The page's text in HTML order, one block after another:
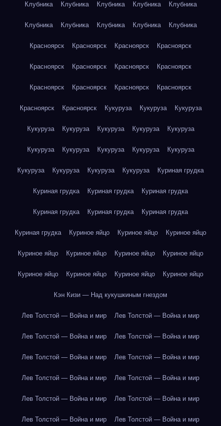
Клубника Клубника Клубника Клубника Клубника
Клубника Клубника Клубника Клубника Клубника
Красноярск Красноярск Красноярск Красноярск
Красноярск Красноярск Красноярск Красноярск
Красноярск Красноярск Красноярск Красноярск
Красноярск Красноярск Кукуруза Кукуруза Кукуруза
Кукуруза Кукуруза Кукуруза Кукуруза Кукуруза
Кукуруза Кукуруза Кукуруза Кукуруза Кукуруза
Кукуруза Кукуруза Кукуруза Кукуруза Куриная грудка
Куриная грудка Куриная грудка Куриная грудка
Куриная грудка Куриная грудка Куриная грудка
Куриная грудка Куриное яйцо Куриное яйцо Куриное яйцо
Куриное яйцо Куриное яйцо Куриное яйцо Куриное яйцо
Куриное яйцо Куриное яйцо Куриное яйцо Куриное яйцо
Кэн Кизи — Над кукушкиным гнездом
Лев Толстой — Война и мир Лев Толстой — Война и мир
Лев Толстой — Война и мир Лев Толстой — Война и мир
Лев Толстой — Война и мир Лев Толстой — Война и мир
Лев Толстой — Война и мир Лев Толстой — Война и мир
Лев Толстой — Война и мир Лев Толстой — Война и мир
Лев Толстой — Война и мир Лев Толстой — Война и мир